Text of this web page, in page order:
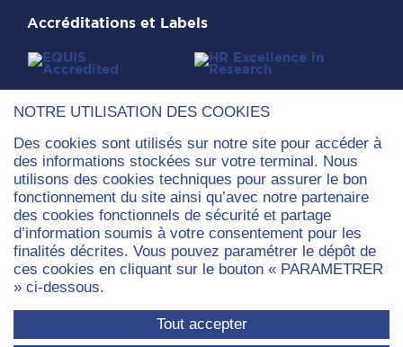
NOTRE UTILISATION DES COOKIES
Des cookies sont utilisés sur notre site pour accéder à
des informations stockées sur votre terminal. Nous
utilisons des cookies techniques pour assurer le bon
fonctionnement du site ainsi qu’avec notre partenaire
des cookies fonctionnels de sécurité et partage
d’information soumis à votre consentement pour les
finalités décrites. Vous pouvez paramétrer le dépôt de
ces cookies en cliquant sur le bouton « PARAMETRER
» ci-dessous.
Tout accepter
Université Paris Dauphine - PSL
Place du Maréchal de Lattre de Tassigny
Accréditations et Labels